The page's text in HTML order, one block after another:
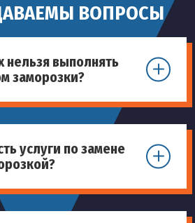
ВОПРОСЫ
нельзя выполнять
заморозки?
услуги по замене